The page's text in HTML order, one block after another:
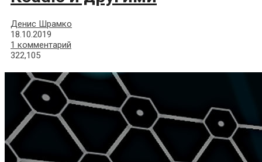
Денис Шрамко
18.10.2019
1 комментарий
322,105